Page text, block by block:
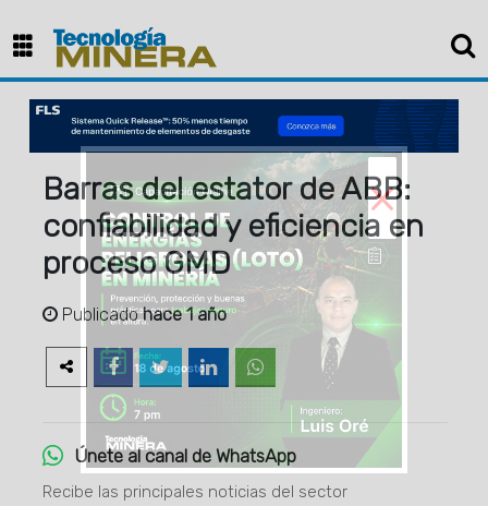
Barras del estator de ABB:
confiabilidad y eficiencia en
proceso GMD
Publicadohace 1 año
Únete al canal de WhatsApp
Recibe las principales noticias del sector
×